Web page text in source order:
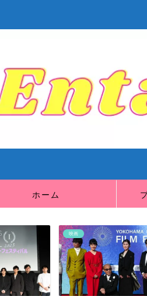
ホーム
映画